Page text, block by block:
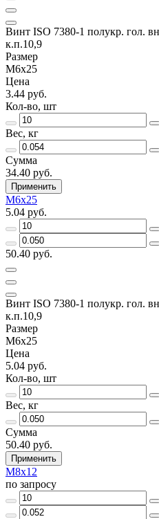
Винт ISO 7380-1 полукр. гол.
к.п.10,9
Размер
М6х25
Цена
3.44 руб.
Кол-во, шт
Вес, кг
Сумма
34.40 руб.
Применить
М6х25
5.04 руб.
50.40 руб.
Винт ISO 7380-1 полукр. гол.
к.п.10,9
Размер
М6х25
Цена
5.04 руб.
Кол-во, шт
Вес, кг
Сумма
50.40 руб.
Применить
М8х12
по запросу